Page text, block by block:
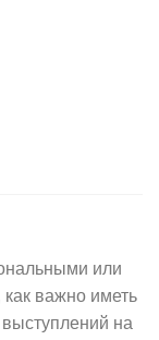
или
важно иметь
на